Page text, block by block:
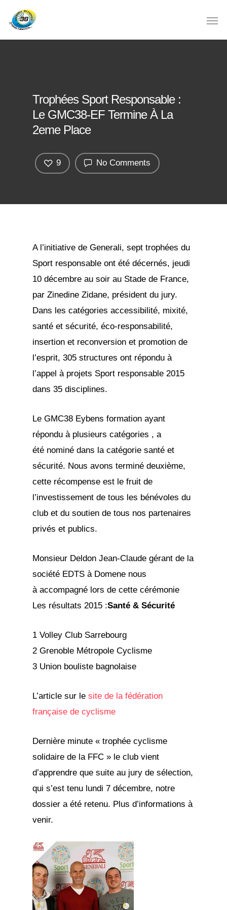
Trophées Sport Responsable :
Le GMC38-EF Termine À La
2eme Place
No Comments
9
A l’initiative de Generali, sept trophées du
Sport responsable ont été décernés, jeudi
10 décembre au soir au Stade de France,
par Zinedine Zidane, président du jury.
Dans les catégories accessibilité, mixité,
santé et sécurité, éco-responsabilité,
insertion et reconversion et promotion de
l’esprit, 305 structures ont répondu à
l’appel à projets Sport responsable 2015
dans 35 disciplines.
Le GMC38 Eybens formation ayant
répondu à plusieurs catégories , a
été nominé dans la catégorie santé et
sécurité. Nous avons terminé deuxième,
cette récompense est le fruit de
l’investissement de tous les bénévoles du
club et du soutien de tous nos partenaires
privés et publics.
Monsieur Deldon Jean-Claude gérant de la
société EDTS à Domene nous
à accompagné lors de cette cérémonie
Les résultats 2015 :Santé & Sécurité
1 Volley Club Sarrebourg
2 Grenoble Métropole Cyclisme
3 Union bouliste bagnolaise
L’article sur le site de la fédération
française de cyclisme
Dernière minute « trophée cyclisme
solidaire de la FFC » le club vient
d’apprendre que suite au jury de sélection,
qui s’est tenu lundi 7 décembre, notre
dossier a été retenu. Plus d’informations à
venir.